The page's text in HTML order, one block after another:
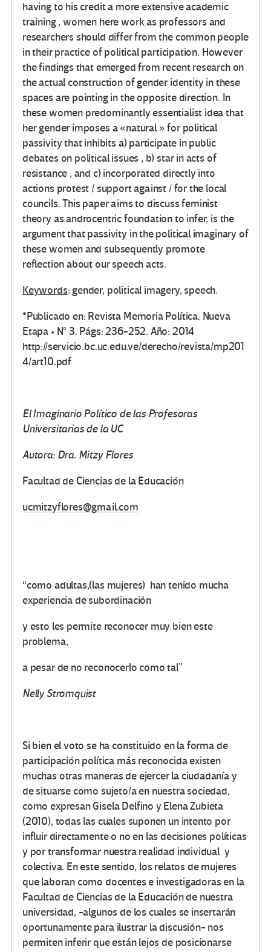
having to his credit a more extensive academic
training , women here work as professors and
researchers should differ from the common people
in their practice of political participation. However
the findings that emerged from recent research on
the actual construction of gender identity in these
spaces are pointing in the opposite direction. In
these women predominantly essentialist idea that
her gender imposes a «natural » for political
passivity that inhibits a) participate in public
debates on political issues , b) star in acts of
resistance , and c) incorporated directly into
actions protest / support against / for the local
councils. This paper aims to discuss feminist
theory as androcentric foundation to infer, is the
argument that passivity in the political imaginary of
these women and subsequently promote
reflection about our speech acts.
Keywords: gender, political imagery, speech.
*Publicado en: Revista Memoria Política. Nueva
Etapa • N° 3. Págs: 236-252. Año: 2014
http://servicio.bc.uc.edu.ve/derecho/revista/mp201
4/art10.pdf
El Imaginario Político de las Profesoras
Universitarias de la UC
Autora: Dra. Mitzy Flores
Facultad de Ciencias de la Educación
ucmitzyflores@gmail.com
“como adultas,(las mujeres) han tenido mucha
experiencia de subordinación
y esto les permite reconocer muy bien este
problema,
a pesar de no reconocerlo como tal”
Nelly Stromquist
Si bien el voto se ha constituido en la forma de
participación política más reconocida existen
muchas otras maneras de ejercer la ciudadanía y
de situarse como sujeto/a en nuestra sociedad,
como expresan Gisela Delfino y Elena Zubieta
(2010), todas las cuales suponen un intento por
influir directamente o no en las decisiones políticas
y por transformar nuestra realidad individual y
colectiva. En este sentido, los relatos de mujeres
que laboran como docentes e investigadoras en la
Facultad de Ciencias de la Educación de nuestra
universidad, -algunos de los cuales se insertarán
oportunamente para ilustrar la discusión- nos
permiten inferir que están lejos de posicionarse